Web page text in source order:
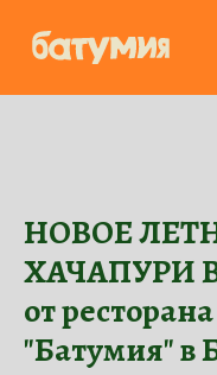
НОВОЕ
ХАЧАПУРИ
от
"Батумия" в